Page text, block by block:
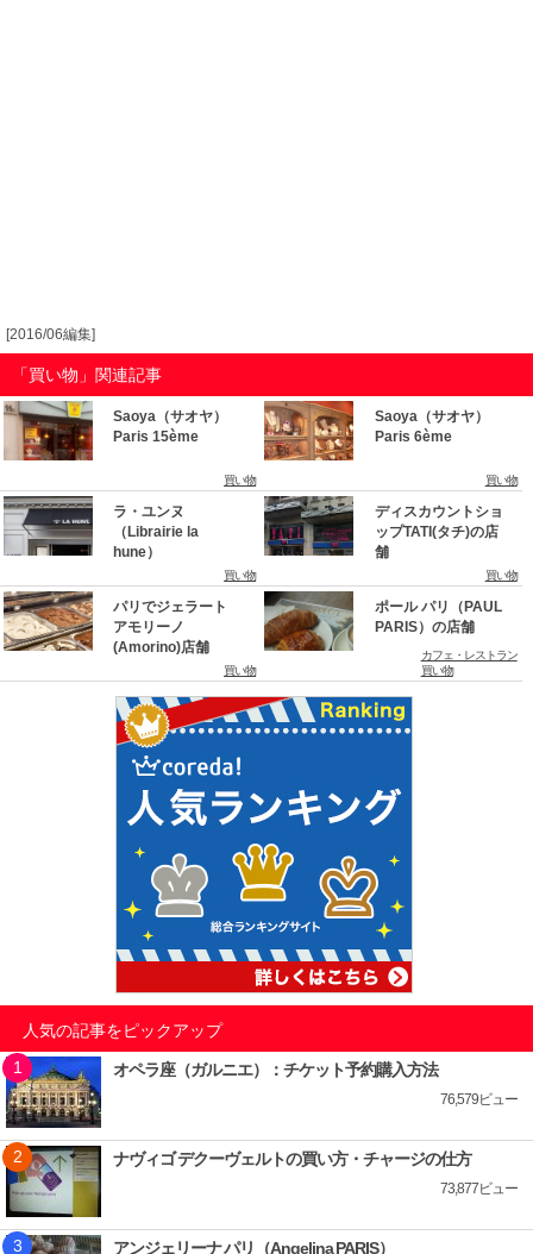
[2016/06編集]
「買い物」関連記事
Saoya（サオヤ）
Paris 15ème
買い物
Saoya（サオヤ）
Paris 6ème
買い物
ラ・ユンヌ
（Librairie la
hune）
買い物
ディスカウントショ
ップTATI(タチ)の店
舗
買い物
パリでジェラート
アモリーノ
(Amorino)店舗
買い物
ポール パリ（PAUL
PARIS）の店舗
カフェ・レストラン
買い物
人気の記事をピックアップ
オペラ座（ガルニエ）：チケット予約購入方法
76,579ビュー
ナヴィゴ デクーヴェルトの買い方・チャージの仕方
73,877ビュー
アンジェリーナ パリ（Angelina PARIS）